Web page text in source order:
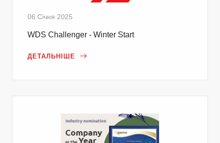
06 Січня 2025
WDS Challenger - Winter Start
ДЕТАЛЬНІШЕ